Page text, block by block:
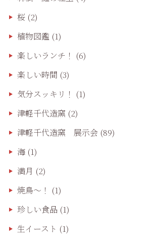
桜(2)
植物図鑑 (1)
楽しいランチ！ (6)
楽しい時間 (3)
気分スッキリ！ (1)
津軽千代造窯 (2)
津軽千代造窯 展示会(89)
海(1)
満月 (2)
焼鳥〜！ (1)
珍しい食品(1)
生イースト (1)